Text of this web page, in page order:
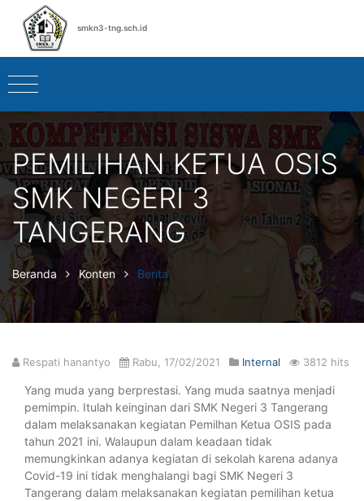
smkn3-tng.sch.id
PEMILIHAN KETUA OSIS
SMK NEGERI 3
TANGERANG
Beranda Konten Berita
Respati hanantyo Rabu, 17/02/2021 Internal 3812 hits
Yang muda yang berprestasi. Yang muda saatnya menjadi
pemimpin. Itulah keinginan dari SMK Negeri 3 Tangerang
dalam melaksanakan kegiatan Pemilhan Ketua OSIS pada
tahun 2021 ini. Walaupun dalam keadaan tidak
memungkinkan adanya kegiatan di sekolah karena adanya
Covid-19 ini tidak menghalangi bagi SMK Negeri 3
Tangerang dalam melaksanakan kegiatan pemilihan ketua